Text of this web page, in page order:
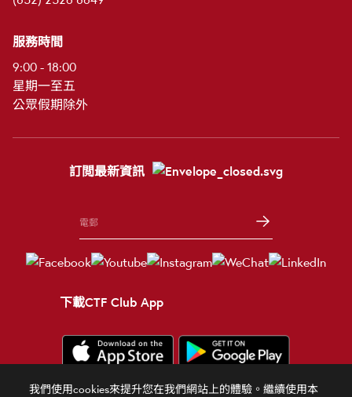
服務時間
9:00 - 18:00
星期一至五
公眾假期除外
訂閲最新資訊
下載CTF Club App
我們使用cookies來提升您在我們網站上的體驗。繼續使用本